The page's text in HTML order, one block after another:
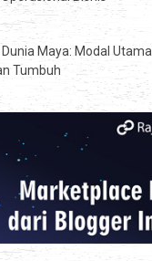
Maya: Modal
Tumbuh